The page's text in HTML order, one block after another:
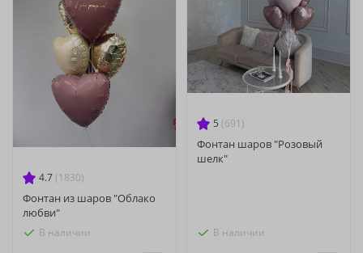
4.7 (1830)
Фонтан из шаров "Облако
любви"
В наличии
5 (691)
Фонтан шаров "Розовый
шелк"
В наличии